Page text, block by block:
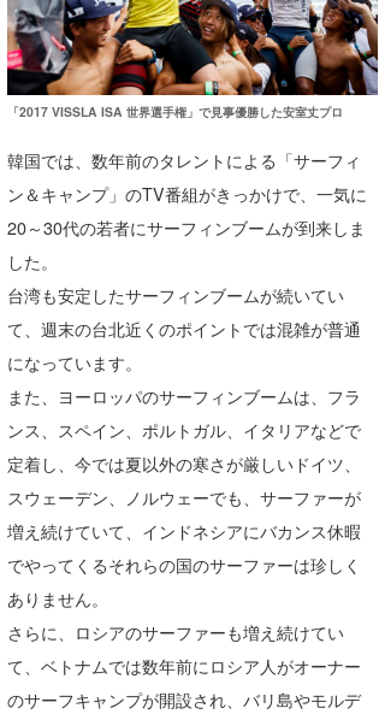
「2017 VISSLA ISA 世界選手権」で見事優勝した安室丈プロ
韓国では、数年前のタレントによる「サーフィ
ン＆キャンプ」のTV番組がきっかけで、一気に
20～30代の若者にサーフィンブームが到来しま
した。
台湾も安定したサーフィンブームが続いてい
て、週末の台北近くのポイントでは混雑が普通
になっています。
また、ヨーロッパのサーフィンブームは、フラ
ンス、スペイン、ポルトガル、イタリアなどで
定着し、今では夏以外の寒さが厳しいドイツ、
スウェーデン、ノルウェーでも、サーファーが
増え続けていて、インドネシアにバカンス休暇
でやってくるそれらの国のサーファーは珍しく
ありません。
さらに、ロシアのサーファーも増え続けてい
て、ベトナムでは数年前にロシア人がオーナー
のサーフキャンプが開設され、バリ島やモルデ